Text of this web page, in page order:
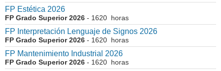
FP Estética 2026
FP Grado Superior 2026 - 1620 horas
FP Interpretación Lenguaje de Signos 2026
FP Grado Superior 2026 - 1620 horas
FP Mantenimiento Industrial 2026
FP Grado Superior 2026 - 1620 horas